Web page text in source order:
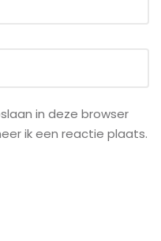
in deze browser
ik een reactie plaats.